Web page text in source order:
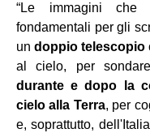
“Le immagini che
fondamentali per gli
un doppio telescopio
al cielo, per
durante e dopo la
cielo alla Terra, per
e, soprattutto,